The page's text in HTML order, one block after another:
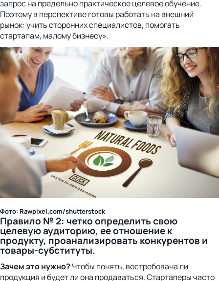
запрос на предельно практическое целевое обучение.
Поэтому в перспективе готовы работать на внешний
рынок: учить сторонних специалистов, помогать
стартапам, малому бизнесу».
Фото: Rawpixel.com/shutterstock
Правило № 2: четко определить свою
целевую аудиторию, ее отношение к
продукту, проанализировать конкурентов и
товары-субституты.
Зачем это нужно? Чтобы понять, востребована ли
продукция и будет ли она продаваться. Стартаперы часто